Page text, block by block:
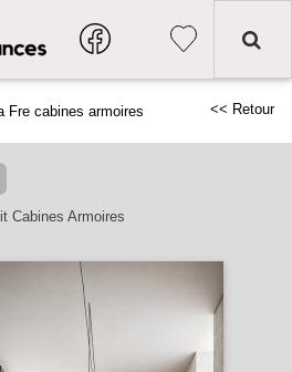
Fre cabines armoires << Retour
Cabines Armoires